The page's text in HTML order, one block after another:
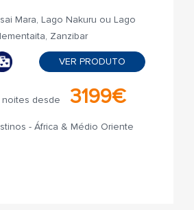
Mara, Lago Nakuru ou Lago
Zanzibar
VER PRODUTO
noites desde 3199€
- África & Médio Oriente